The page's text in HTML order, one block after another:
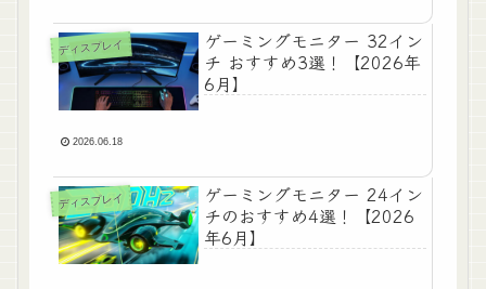
ディスプレイ
ゲーミングモニター 32イン
チ おすすめ3選！【2026年
6月】
2026.06.18
ディスプレイ
ゲーミングモニター 24イン
チのおすすめ4選！【2026
年6月】